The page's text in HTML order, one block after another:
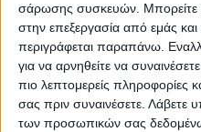
σάρωσης συσκευών. Μπορείτε
στην επεξεργασία από εμάς
περιγράφεται παραπάνω.
για να αρνηθείτε να
πιο λεπτομερείς πληροφορίες
σας πριν συναινέσετε. Λάβετε
των προσωπικών σας